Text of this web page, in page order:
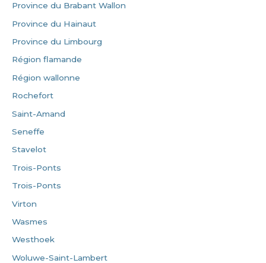
Province du Brabant Wallon
Province du Hainaut
Province du Limbourg
Région flamande
Région wallonne
Rochefort
Saint-Amand
Seneffe
Stavelot
Trois-Ponts
Trois-Ponts
Virton
Wasmes
Westhoek
Woluwe-Saint-Lambert